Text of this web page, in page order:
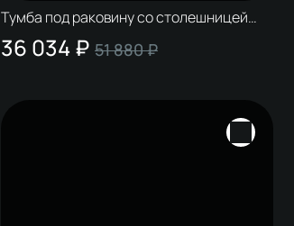
Тумба под раковину со столешницей
STWORKI Колдинг 80 антрацит, матовая
белая
36 034 ₽ 51 880 ₽